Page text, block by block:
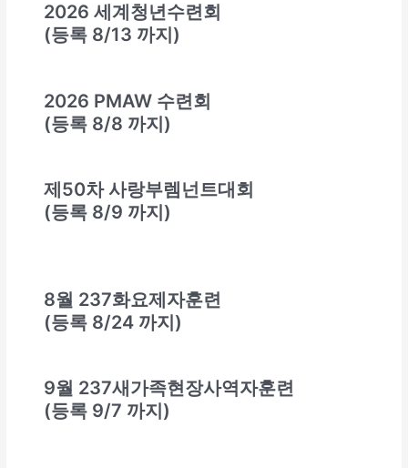
2026 세계청년수련회
(등록 8/13 까지)
2026 PMAW 수련회
(등록 8/8 까지)
제50차 사랑부렘넌트대회
(등록 8/9 까지)
8월 237화요제자훈련
(등록 8/24 까지)
9월 237새가족현장사역자훈련
(등록 9/7 까지)